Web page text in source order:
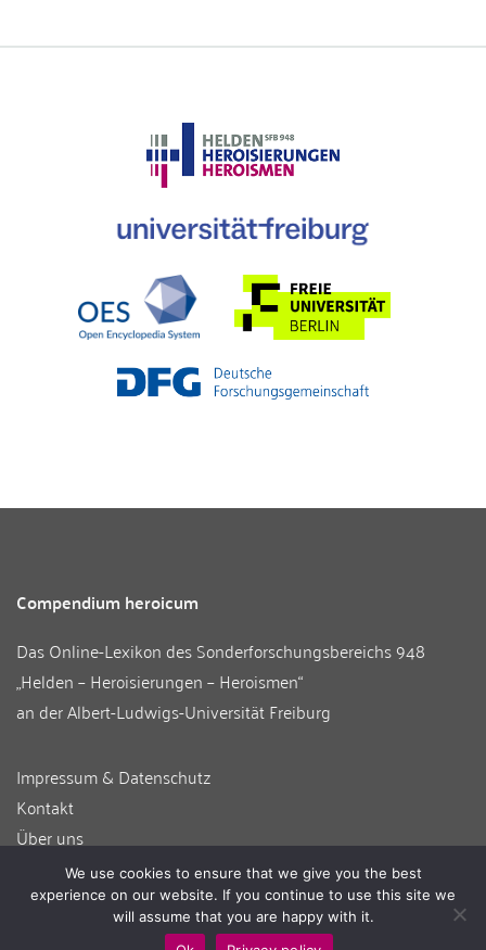
Compendium heroicum
Das Online-Lexikon desSonderforschungsbereichs 948
„Helden – Heroisierungen – Heroismen“
an derAlbert-Ludwigs-Universität Freiburg
Impressum & Datenschutz
Kontakt
Über uns
Informationen für Autor:innen
Login
We use cookies to ensure that we give you the best
experience on our website. If you continue to use this site we
will assume that you are happy with it.